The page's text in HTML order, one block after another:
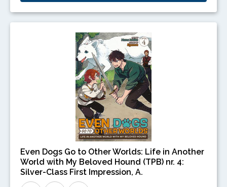
Even Dogs Go to Other Worlds: Life in Another
World with My Beloved Hound (TPB) nr. 4:
Silver-Class First Impression, A.